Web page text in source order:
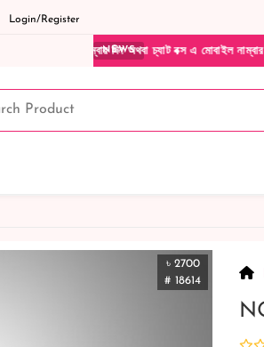
Login/Register
NEWS
দিন অথবা চ্যাট বক্স এ মোবাইল নাম্বার দিয়ে আমাদের
৳ 2700
# 18614